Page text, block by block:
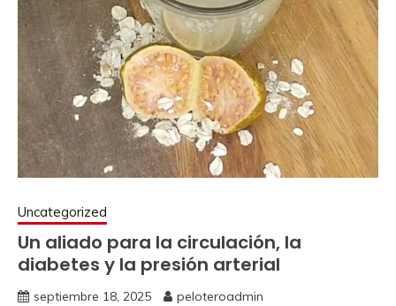
Uncategorized
Un aliado para la circulación, la
diabetes y la presión arterial
septiembre 18, 2025 peloteroadmin